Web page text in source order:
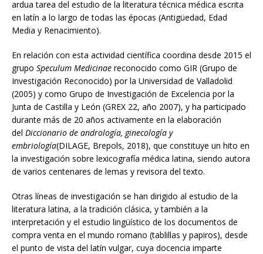
ardua tarea del estudio de la literatura técnica médica escrita
en latín a lo largo de todas las épocas (Antigüedad, Edad
Media y Renacimiento).
En relación con esta actividad científica coordina desde 2015 el
grupo Speculum Medicinae reconocido como GIR (Grupo de
Investigación Reconocido) por la Universidad de Valladolid
(2005) y como Grupo de Investigación de Excelencia por la
Junta de Castilla y León (GREX 22, año 2007), y ha participado
durante más de 20 años activamente en la elaboración
del Diccionario de andrología, ginecología y
embriología(DILAGE, Brepols, 2018), que constituye un hito en
la investigación sobre lexicografía médica latina, siendo autora
de varios centenares de lemas y revisora del texto.
Otras líneas de investigación se han dirigido al estudio de la
literatura latina, a la tradición clásica, y también a la
interpretación y el estudio lingüístico de los documentos de
compra venta en el mundo romano (tablillas y papiros), desde
el punto de vista del latín vulgar, cuya docencia imparte